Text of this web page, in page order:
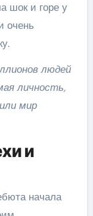
шок и горе у
очень
людей
личность,
мир
и
начала